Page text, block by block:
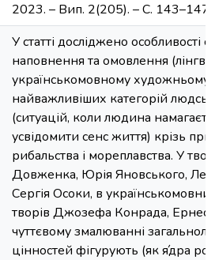
2023. – Вип. 2(205). – С. 143–147
У статті досліджено особливості
наповнення та омовлення
українськомовному художньому
найважливіших категорій
(ситуацій, коли людина
усвідомити сенс життя) крізь
рибальства і мореплавства. У
Довженка, Юрія Яновського,
Сергія Осоки, в
творів Джозефа Конрада,
чуттєвому змалюванні
цінностей фігурують (як я́дра